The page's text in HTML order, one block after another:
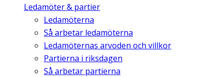
Ledamöter & partier
Ledamöterna
Så arbetar ledamöterna
Ledamöternas arvoden och villkor
Partierna i riksdagen
Så arbetar partierna